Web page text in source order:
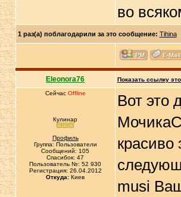
во
1 раз(а) поблагодарили за это сообщение: Tihina
Eleonora76 Показать ссылку
Сейчас Offline
Кулинар
Профиль
Группа: Пользователи
Сообщений: 105
Спасибок: 47
Пользователь №: 52 930
Регистрация: 26.04.2012
Откуда: Киев
Вот это
красиво
musi